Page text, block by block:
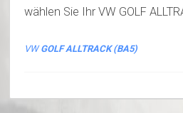
wählen Sie Ihr VW GOLF
VWGOLF ALLTRACK (BA5)